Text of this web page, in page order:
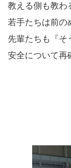
教える側も教わ
若手たちは前の
先輩たちも『そ
安全について再